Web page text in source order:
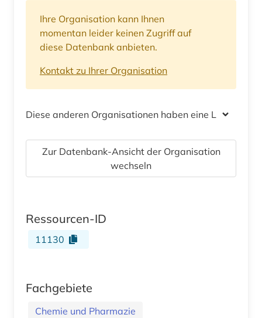
Ihre Organisation kann Ihnen
momentan leider keinen Zugriff auf
diese Datenbank anbieten.
Kontakt zu Ihrer Organisation
Diese anderen Organisationen haben eine Lizenz
Zur Datenbank-Ansicht der Organisation
wechseln
Ressourcen-ID
11130
Fachgebiete
Chemie und Pharmazie